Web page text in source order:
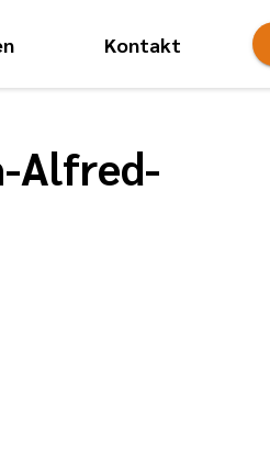
Kontakt
Alfred-